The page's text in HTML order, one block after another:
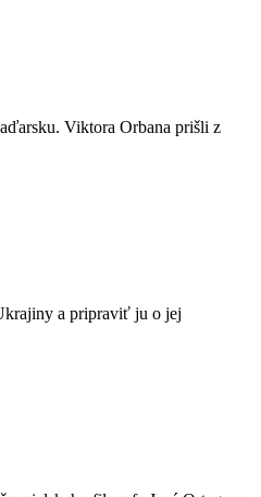
Viktora Orbana prišli z
a pripraviť ju o jej